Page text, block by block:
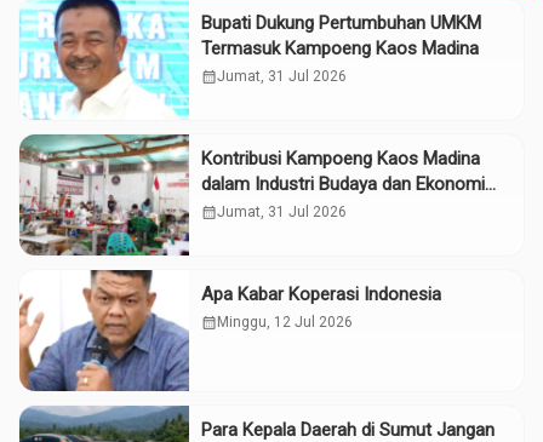
Bupati Dukung Pertumbuhan UMKM
Termasuk Kampoeng Kaos Madina
calendar_monthJumat, 31 Jul 2026
Kontribusi Kampoeng Kaos Madina
dalam Industri Budaya dan Ekonomi
Daerah
calendar_monthJumat, 31 Jul 2026
Apa Kabar Koperasi Indonesia
calendar_monthMinggu, 12 Jul 2026
Para Kepala Daerah di Sumut Jangan